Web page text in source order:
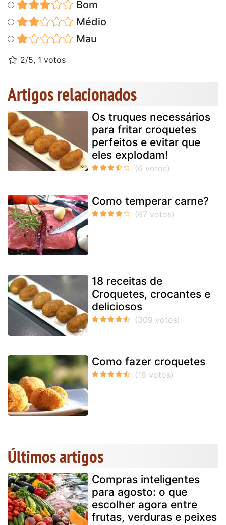
Bom
Médio
Mau
2/5, 1 votos
Artigos relacionados
Os truques necessários
para fritar croquetes
perfeitos e evitar que
eles explodam!
Como temperar carne?
18 receitas de
Croquetes, crocantes e
deliciosos
Como fazer croquetes
Últimos artigos
Compras inteligentes
para agosto: o que
escolher agora entre
frutas, verduras e peixes